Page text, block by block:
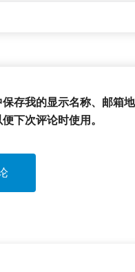
存我的显示名称、邮箱
下次评论时使用。